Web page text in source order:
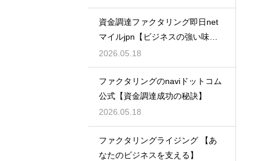
資金調達ファクタリング即日net
マイルjpn【ビジネスの強い味
方】
2026.05.18
ファクタリングのnaviドットコム
公式【資金調達成功の秘訣】
2026.05.18
ファクタリングライジング 【あ
なたのビジネスを支える】